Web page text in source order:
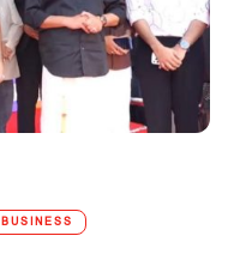
BUSINESS